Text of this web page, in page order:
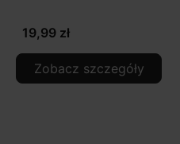
19,99 zł
Zobacz szczegóły